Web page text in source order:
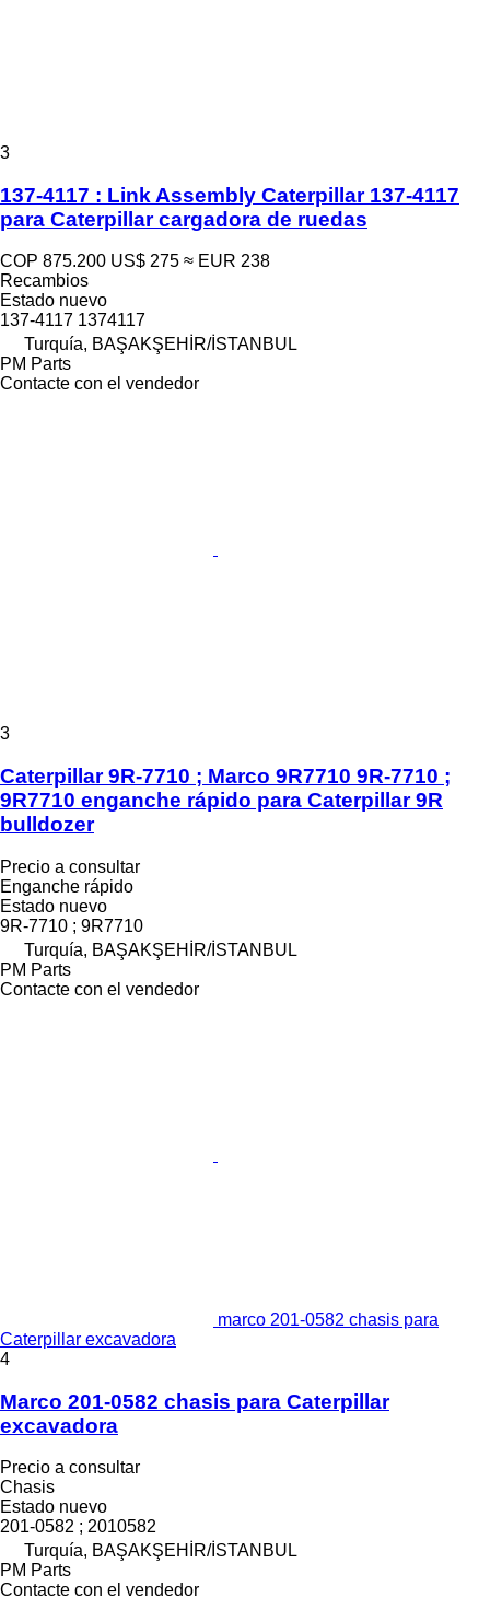
3
137-4117 : Link Assembly Caterpillar 137-4117
para Caterpillar cargadora de ruedas
COP 875.200 US$ 275 ≈ EUR 238
Recambios
Estado nuevo
137-4117 1374117
Turquía, BAŞAKŞEHİR/İSTANBUL
PM Parts
Contacte con el vendedor
3
Caterpillar 9R-7710 ; Marco 9R7710 9R-7710 ;
9R7710 enganche rápido para Caterpillar 9R
bulldozer
Precio a consultar
Enganche rápido
Estado nuevo
9R-7710 ; 9R7710
Turquía, BAŞAKŞEHİR/İSTANBUL
PM Parts
Contacte con el vendedor
marco 201-0582 chasis para
Caterpillar excavadora
4
Marco 201-0582 chasis para Caterpillar
excavadora
Precio a consultar
Chasis
Estado nuevo
201-0582 ; 2010582
Turquía, BAŞAKŞEHİR/İSTANBUL
PM Parts
Contacte con el vendedor